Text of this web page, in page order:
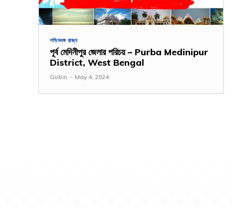
পশ্চিমবঙ্গ রাজ্য
পূর্ব মেদিনীপুর জেলার পরিচয় – Purba Medinipur
District, West Bengal
Gobin - May 4, 2024